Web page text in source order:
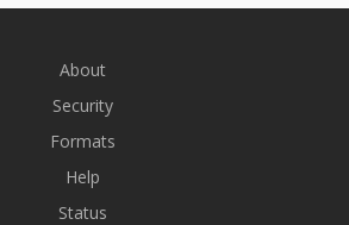
About
Security
Formats
Help
Status